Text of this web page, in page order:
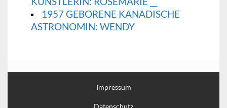
1957 GEBORENE KANADISCHE
ASTRONOMIN: WENDY
Impressum
Datenschutz